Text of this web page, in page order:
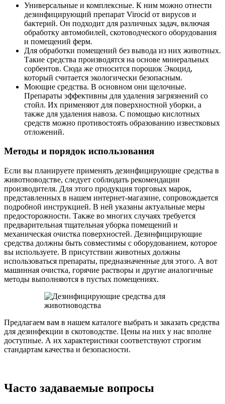
Универсальные и комплексные. К ним можно отнести
дезинфицирующий препарат Virocid от вирусов и
бактерий. Он подходит для различных задач, включая
обработку автомобилей, скотоводческого оборудования
и помещений ферм.
Для обработки помещений без вывода из них животных.
Такие средства производятся на основе минеральных
сорбентов. Сюда же относится порошок Экоцид,
который считается экологически безопасным.
Моющие средства. В основном они щелочные.
Препараты эффективны для удаления загрязнений со
стойл. Их применяют для поверхностной уборки, а
также для удаления навоза. С помощью кислотных
средств можно противостоять образованию известковых
отложений.
Методы и порядок использования
Если вы планируете применять дезинфицирующие средства в
животноводстве, следует соблюдать рекомендации
производителя. Для этого продукция торговых марок,
представленных в нашем интернет-магазине, сопровождается
подробной инструкцией. В ней указаны актуальные меры
предосторожности. Также во многих случаях требуется
предварительная тщательная уборка помещений и
механическая очистка поверхностей. Дезинфицирующие
средства должны быть совместимы с оборудованием, которое
вы используете. В присутствии животных должны
использоваться препараты, предназначенные для этого. А вот
машинная очистка, горячие растворы и другие аналогичные
методы выполняются в пустых помещениях.
Предлагаем вам в нашем каталоге выбрать и заказать средства
для дезинфекции в скотоводстве. Цены на них у нас вполне
доступные. А их характеристики соответствуют строгим
стандартам качества и безопасности.
Часто задаваемые вопросы